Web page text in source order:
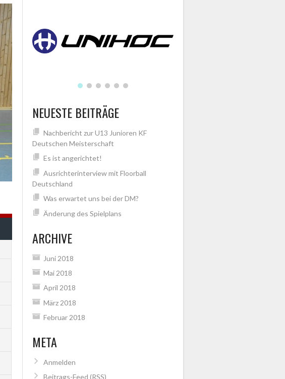
NEUESTE BEITRÄGE
Nachbericht zur U13 Junioren KF
Deutschen Meisterschaft
Es ist angerichtet!
Ausrichterinterview mit Floorball
Deutschland
Was erwartet uns bei der DM?
Änderung des Spielplans
ARCHIVE
Juni 2018
Mai 2018
April 2018
März 2018
Februar 2018
META
Anmelden
Beitrags-Feed (RSS)